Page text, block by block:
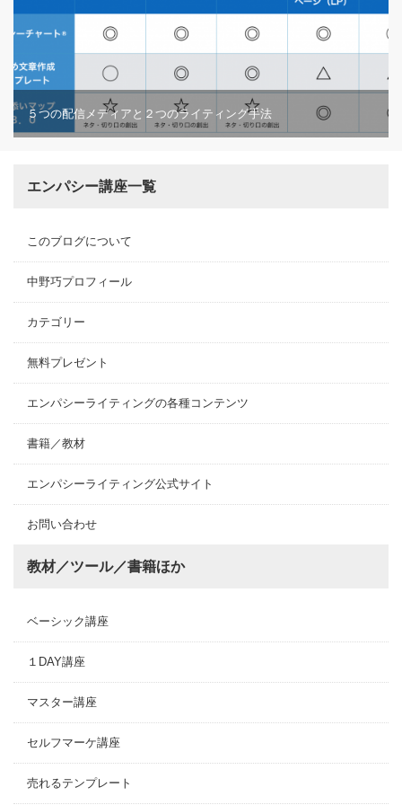
５つの配信メディアと２つのライティング手法
エンパシー講座一覧
このブログについて
中野巧プロフィール
カテゴリー
無料プレゼント
エンパシーライティングの各種コンテンツ
書籍／教材
エンパシーライティング公式サイト
お問い合わせ
教材／ツール／書籍ほか
ベーシック講座
１DAY講座
マスター講座
セルフマーケ講座
売れるテンプレート